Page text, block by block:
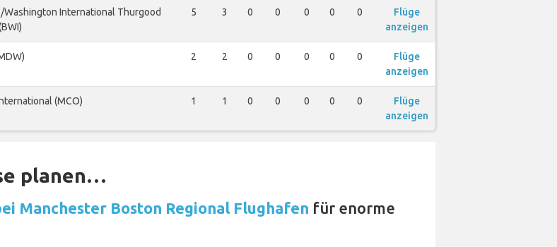
Washington International Thurgood
5 3 0 0 0 0 0
Flüge
anzeigen
2 2 0 0 0 0 0
Flüge
anzeigen
(MCO) 1 1 0 0 0 0 0
Flüge
anzeigen
planen…
Manchester Boston Regional Flughafen für enorme